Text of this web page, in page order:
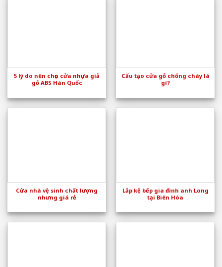
5 lý do nên chọn cửa nhựa giả
gỗ ABS Hàn Quốc
Cấu tạo cửa gỗ chống cháy là
gì?
Cửa nhà vệ sinh chất lượng
nhưng giá rẻ
Lắp kệ bếp gia đình anh Long
tại Biên Hòa